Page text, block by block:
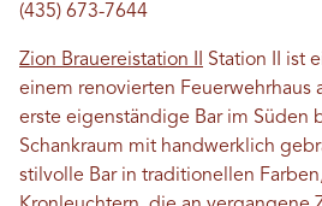
(435) 673-7644
Zion Brauereistation II
Station II ist
einem renovierten Feuerwehrhaus
erste eigenständige Bar im Süden
Schankraum mit handwerklich
stilvolle Bar in traditionellen